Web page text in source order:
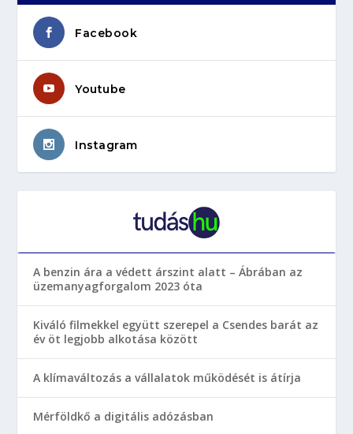
Facebook
Youtube
Instagram
A benzin ára a védett árszint alatt – Ábrában az
üzemanyagforgalom 2023 óta
Kiváló filmekkel együtt szerepel a Csendes barát az
év öt legjobb alkotása között
A klímaváltozás a vállalatok működését is átírja
Mérföldkő a digitális adózásban